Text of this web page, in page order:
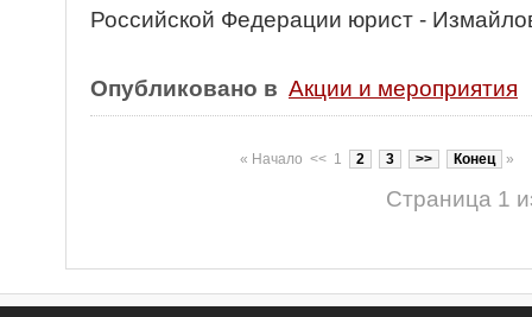
Российской Федерации юрист -
Опубликовано в Акции и мероприятия
« Начало << 1 2 3 >> Конец »
Страница 1